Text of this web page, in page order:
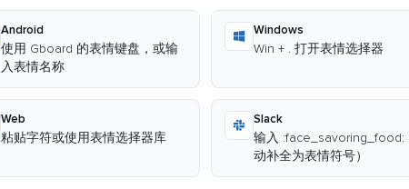
Android
使用 Gboard 的表情键盘，或输
入表情名称
Windows
Win + . 打开表情选择器
Web
粘贴字符或使用表情选择器库
Slack
输入 :face_savoring_food:
动补全为表情符号）